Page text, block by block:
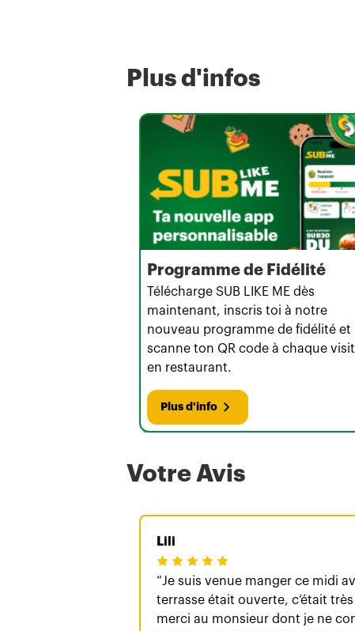
Plus d'infos
Programme de Fidélité
Télécharge SUB LIKE ME dès
maintenant, inscris toi à notre
nouveau programme de fidélité et
scanne ton QR code à chaque
en restaurant.
Plus d'info
Votre Avis
Lili
Je suis venue manger ce midi
terrasse était ouverte, c’était
merci au monsieur dont je ne